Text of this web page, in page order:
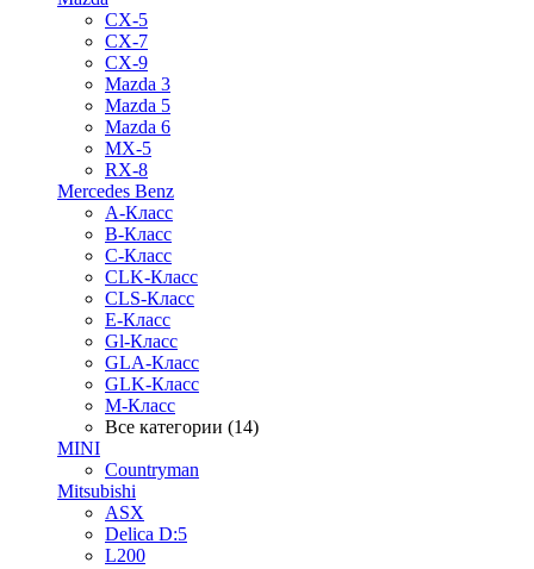
CX-5
CX-7
CX-9
Mazda 3
Mazda 5
Mazda 6
MX-5
RX-8
Mercedes Benz
A-Класс
B-Класс
C-Класс
CLK-Класс
CLS-Класс
E-Класс
Gl-Класс
GLA-Класс
GLK-Класс
M-Класс
Все категории (14)
MINI
Countryman
Mitsubishi
ASX
Delica D:5
L200